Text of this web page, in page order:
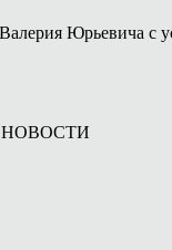
Юрьевича с